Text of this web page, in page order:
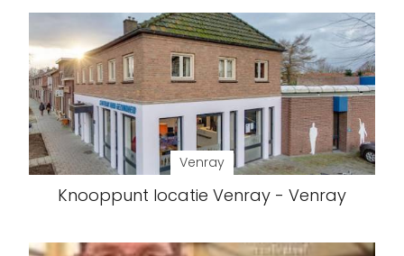
Venray
Knooppunt locatie Venray - Venray